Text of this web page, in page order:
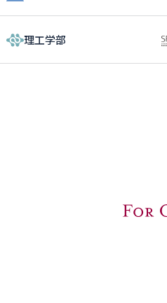
理工学部